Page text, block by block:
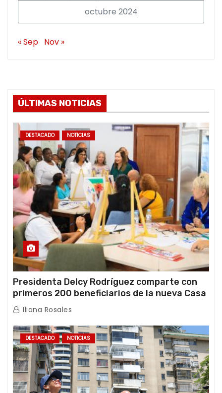
octubre 2024
« Sep Nov »
ÚLTIMAS NOTICIAS
DESTACADO NOTICIAS
Presidenta Delcy Rodríguez comparte con
primeros 200 beneficiarios de la nueva Casa
de los Abuelos “La Primavera” en Caracas
Iliana Rosales
DESTACADO NOTICIAS